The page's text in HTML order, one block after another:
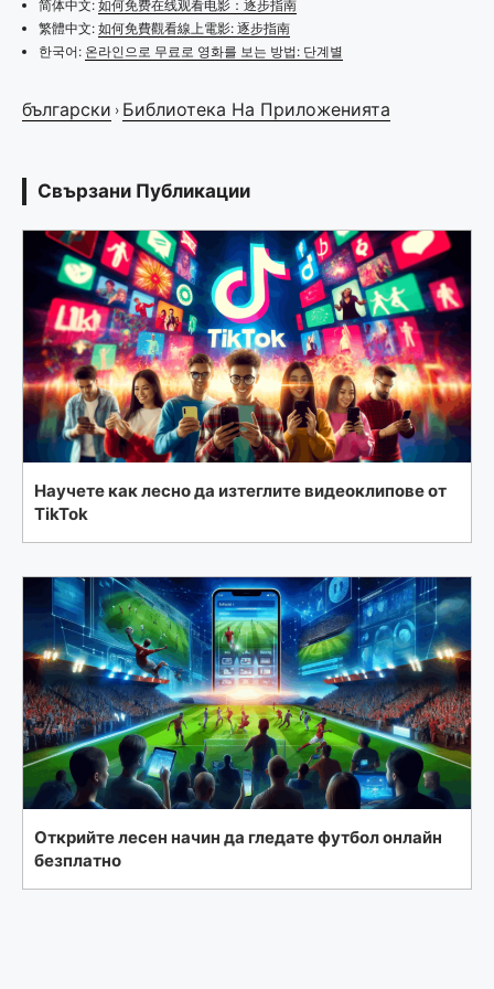
简体中文: 如何免费在线观看电影：逐步指南
繁體中文: 如何免費觀看線上電影: 逐步指南
한국어: 온라인으로 무료로 영화를 보는 방법: 단계별
български › Библиотека На Приложенията
Свързани Публикации
Научете как лесно да изтеглите видеоклипове от
TikTok
Открийте лесен начин да гледате футбол онлайн
безплатно